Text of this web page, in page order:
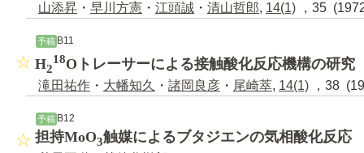
山添昇 ・ 早川方憲 ・ 江頭誠 ・ 清山哲郎, 14(1) ，35
予稿 B11
H2
18Oトレーサーによる接触酸化反応機構の研究
滝田祐作 ・ 大幡知久 ・ 諸岡良彦 ・ 尾崎萃, 14(1) ，38
予稿 B12
担持MoO3触媒によるブタジエンの気相酸化反応